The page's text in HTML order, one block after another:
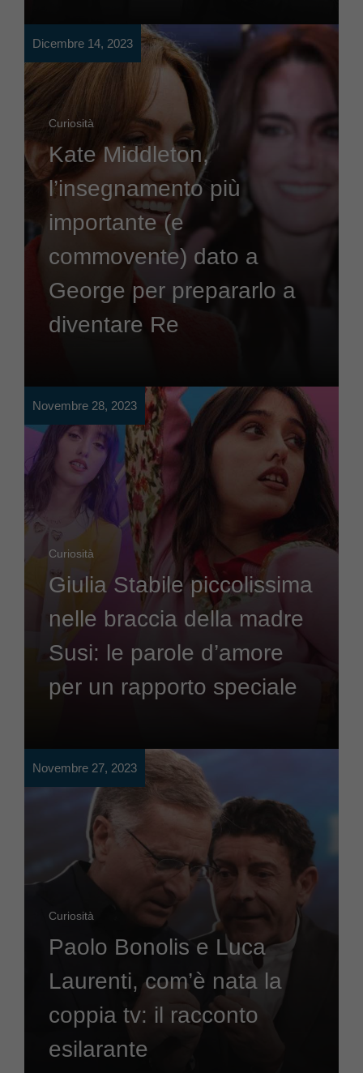
Dicembre 14, 2023
Curiosità
Kate Middleton,
l’insegnamento più
importante (e
commovente) dato a
George per prepararlo a
diventare Re
Novembre 28, 2023
Curiosità
Giulia Stabile piccolissima
nelle braccia della madre
Susi: le parole d’amore
per un rapporto speciale
Novembre 27, 2023
Curiosità
Paolo Bonolis e Luca
Laurenti, com’è nata la
coppia tv: il racconto
esilarante